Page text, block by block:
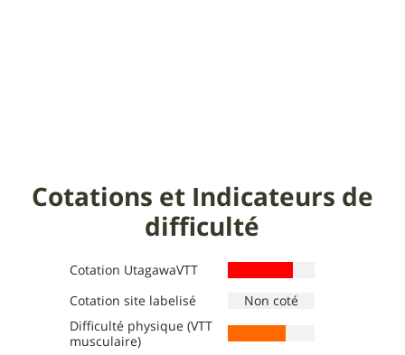
Cotations et Indicateurs de
difficulté
Cotation UtagawaVTT
Cotation site labelisé
Définition des niveaux :
Définition des niveaux :
Difficulté physique (VTT
musculaire)